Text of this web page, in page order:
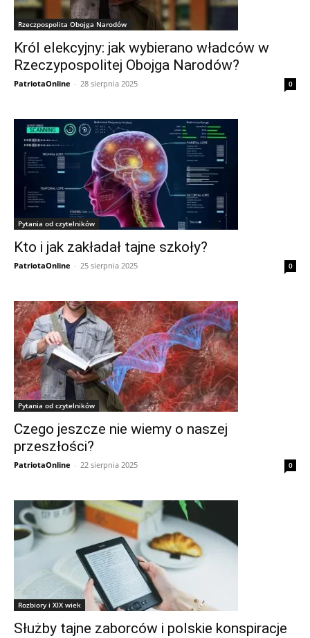
Rzeczpospolita Obojga Narodów
Król elekcyjny: jak wybierano władców w
Rzeczypospolitej Obojga Narodów?
PatriotaOnline - 28 sierpnia 2025 0
Pytania od czytelników
Kto i jak zakładał tajne szkoły?
PatriotaOnline - 25 sierpnia 2025 0
Pytania od czytelników
Czego jeszcze nie wiemy o naszej
przeszłości?
PatriotaOnline - 22 sierpnia 2025 0
Rozbiory i XIX wiek
Służby tajne zaborców i polskie konspiracje